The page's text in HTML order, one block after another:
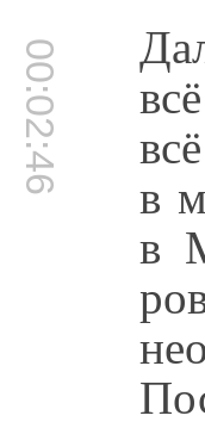
00:02:46 в
в